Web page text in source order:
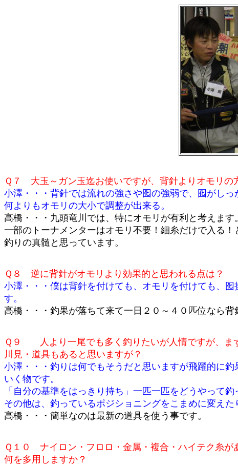
Ｑ７ 大玉～ガン玉迄お使いですが、背針よりオモリの
小澤・・・背針では流れの強さや囮の強弱で、囮がし
何よりもオモリの大小で調整が出来る。
高橋・・・九頭竜川では、特にオモリが有利と考えます。
一部のトーナメンターはオモリ不要！細糸だけで入る
釣りの真髄と思っています。
Ｑ８ 逆に背針がオモリより効果的と思われる点は？
小澤・・・僕は背針を付けても、オモリを付けても、
す。
高橋・・・釣果が落ちて来て一日２０～４０匹位なら
Ｑ９ 人より一尾でも多く釣りたいが人情ですが、ま
川見・道具もあると思いますが？
小澤・・・釣りは何でもそうだと思いますが飛躍的に
いく物です。
「自分の基準をはっきり持ち」一匹一匹をどうやって
その他は、釣っているポジショニングをこまめに変え
高橋・・・簡単なのは最新の道具を使う事です。
Ｑ１０ ナイロン・フロロ・金属・複合・ハイテク糸が
何を多用しますか？